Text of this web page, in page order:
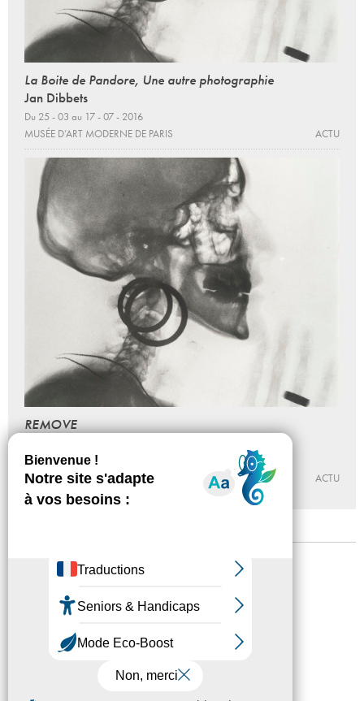
La Boite de Pandore, Une autre photographie
Jan Dibbets
Du 25 - 03 au 17 - 07 - 2016
MUSÉE D’ART MODERNE DE PARIS
ACTU
REMOVE
16 - 06 - 2016, 20:30
MUSÉE D’ART MODERNE DE PARIS
ACTU
Accessibilité
Presse